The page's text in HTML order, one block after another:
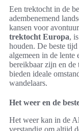
Een trektocht in de
adembenemend
kansen voor
trektocht Europa,
houden. De beste
algemeen in de lente
bereikbaar zijn en de
bieden ideale
wandelaars.
Het weer en de
Het weer kan in de